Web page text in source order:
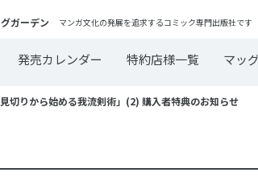
ガーデン マンガ文化の発展を追求するコミック専門出版社です
発売カレンダー 特約店様一覧 マッ
切りから始める我流剣術」(2) 購入者特典のお知らせ